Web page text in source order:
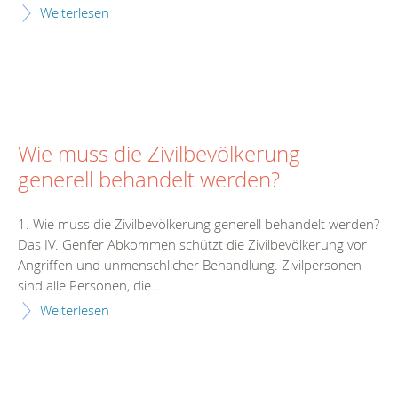
Weiterlesen
Wie muss die Zivilbevölkerung
generell behandelt werden?
1. Wie muss die Zivilbevölkerung generell behandelt werden?
Das IV. Genfer Abkommen schützt die Zivilbevölkerung vor
Angriffen und unmenschlicher Behandlung. Zivilpersonen
sind alle Personen, die...
Weiterlesen